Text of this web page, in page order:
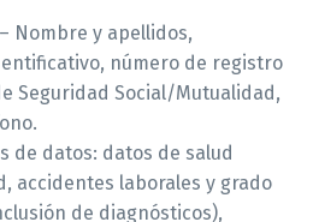
– Nombre y apellidos,
número de registro
Seguridad Social/Mutualidad,
de datos: datos de salud
accidentes laborales y grado
de diagnósticos),